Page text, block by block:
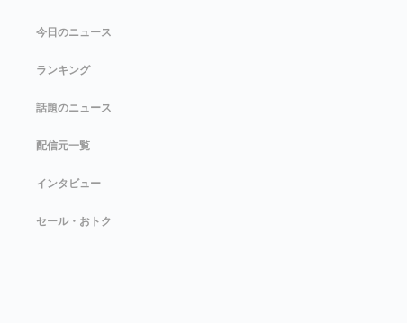
今日のニュース
ランキング
話題のニュース
配信元一覧
インタビュー
セール・おトク